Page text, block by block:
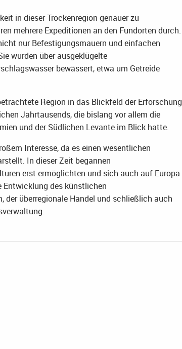
in dieser Trockenregion genauer zu
mehrere Expeditionen an den Fundorten durch.
nur Befestigungsmauern und einfachen
wurden über ausgeklügelte
bewässert, etwa um Getreide
Region in das Blickfeld der Erforschung
Jahrtausends, die bislang vor allem die
und der Südlichen Levante im Blick hatte.
Interesse, da es einen wesentlichen
In dieser Zeit begannen
erst ermöglichten und sich auch auf Europa
Entwicklung des künstlichen
der überregionale Handel und schließlich auch